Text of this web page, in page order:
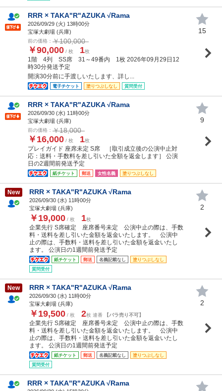
RRR × TAKA"R"AZUKA √Rama
2026/09/29 (火) 13時00分
宝塚大劇場 (兵庫)
前の価格： ￥100,000
￥90,000 / 枚 1枚
1階 4列 SS席 31～49番内 1枚 2026年09月29日12
時30分発送予定
開演30分前に手渡しいたします、詳し...
電子チケット 塗りつぶしなし 質問受付
15
RRR × TAKA"R"AZUKA √Rama
2026/09/30 (水) 11時00分
宝塚大劇場 (兵庫)
前の価格： ￥18,000
￥16,000 / 枚 1枚
プレイガイド 座席未定 S席 ［取引成立後の公演中止対
応：送料・手数料を差し引いた全額を返金します］ 公演
日の2週間前発送予定
紙チケット 郵送 女性名義 塗りつぶしなし
9
New RRR × TAKA"R"AZUKA √Rama
2026/09/30 (水) 11時00分
宝塚大劇場 (兵庫)
￥19,000 / 枚 1枚
企業先行 S席確定 座席番号未定 公演中止の際は、手数
料・送料を差し引いた金額を返金いたします。 公演中
止の際は、手数料・送料を差し引いた金額を返金いたし
ます。 公演日の1週間前発送予定
紙チケット 郵送 名義記載なし
塗りつぶしなし
質問受付
2
New RRR × TAKA"R"AZUKA √Rama
2026/09/30 (水) 11時00分
宝塚大劇場 (兵庫)
￥19,500 / 枚 2枚 連番 【バラ売り不可】
企業先行 S席確定 座席番号未定 公演中止の際は、手数
料・送料を差し引いた金額を返金いたします。 公演中
止の際は、手数料・送料を差し引いた金額を返金いたし
ます。 公演日の1週間前発送予定
紙チケット 郵送 名義記載なし
塗りつぶしなし
質問受付
2
RRR × TAKA"R"AZUKA √Rama